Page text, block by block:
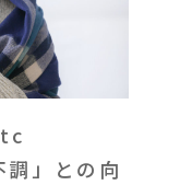
」との向